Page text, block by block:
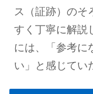
ス（証跡）のそ
すく丁寧に解説
には、「参考に
い」と感じてい